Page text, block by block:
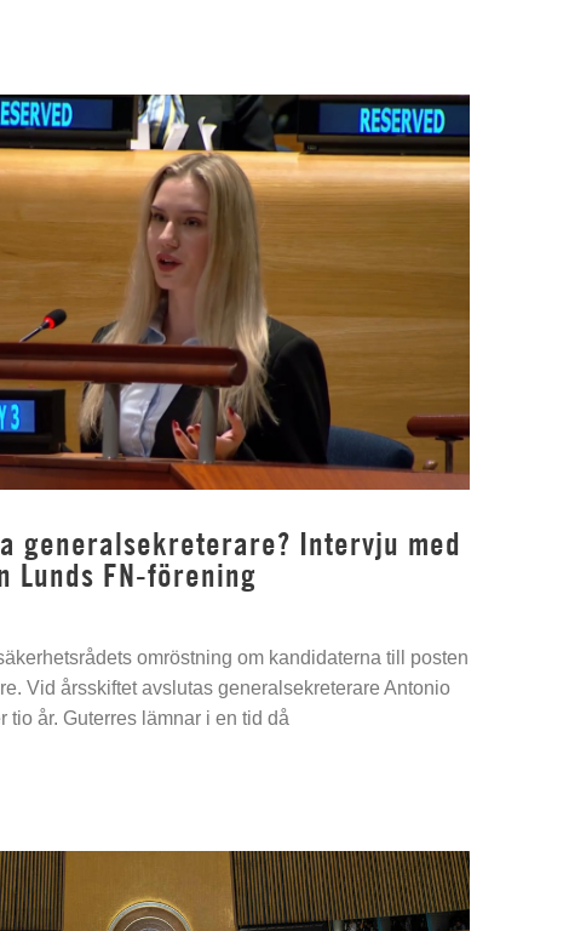
generalsekreterare? Intervju med
Lunds FN-förening
omröstning om kandidaterna till posten
Vid årsskiftet avslutas generalsekreterare Antonio
tio år. Guterres lämnar i en tid då